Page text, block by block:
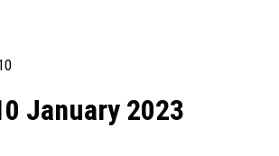
January 2023